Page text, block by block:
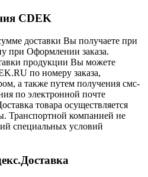
CDEK
доставки Вы получаете при
при Оформлении заказа.
продукции Вы можете
по номеру заказа,
а также путем получения смс-
по электронной почте
товара осуществляется
Транспортной компанией не
специальных условий